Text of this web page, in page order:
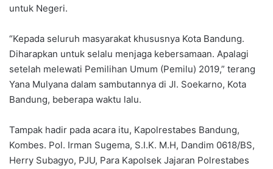
untuk Negeri.
“Kepada seluruh masyarakat khususnya Kota Bandung.
Diharapkan untuk selalu menjaga kebersamaan. Apalagi
setelah melewati Pemilihan Umum (Pemilu) 2019,” terang
Yana Mulyana dalam sambutannya di Jl. Soekarno, Kota
Bandung, beberapa waktu lalu.
Tampak hadir pada acara itu, Kapolrestabes Bandung,
Kombes. Pol. Irman Sugema, S.I.K. M.H, Dandim 0618/BS,
Herry Subagyo, PJU, Para Kapolsek Jajaran Polrestabes